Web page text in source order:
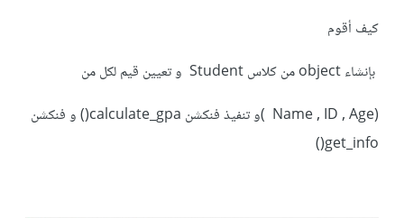
كيف أقوم
بإنشاء object من كلاس Student و تعيين قيم لكل من
(Name , ID , Age )و تنفيذ فنكشن calculate_gpa() و فنكشن
get_info()